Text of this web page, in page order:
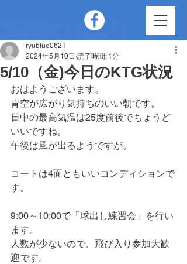
5/10（金)今日のKTG状況
ryublue0621
2024年5月10日 読了時間: 1分
おはようございます。
青空が広がり気持ちのいい朝です。
日中の最高気温は25度前後でちょうど
いいですね。
午後は風が出るようですが。
コートは4面ともいいコンディションで
す。
9:00～10:00で「球出し練習会」を行い
ます。
人数が少ないので、飛び入り参加大歓
迎です。